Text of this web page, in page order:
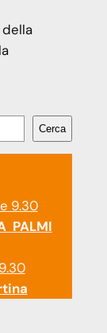
Cerca
9.30
PALMI